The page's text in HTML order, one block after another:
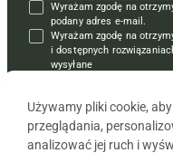
Polityka prywatności
Reklama
Krzyżówki
Wyrażam zgodę na
podany adres e-mail.
Wyrażam zgodę na
i dostępnych
wysyłane
Używamy pliki cookie,
przeglądania,
analizować jej ruch i